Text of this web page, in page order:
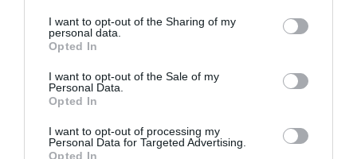
not limited to your visit or usage behaviour. You may click to
grant or deny consent to Google and its third-party tags to
use your data for below specified purposes in below Google
consent section.
I want to opt-out of the Sharing of my
personal data.
Opted In
I want to opt-out of the Sale of my
Personal Data.
Opted In
I want to opt-out of processing my
Personal Data for Targeted Advertising.
Opted In
fürdőkúra előtt, közvetlenül a 3
hetes fürdőkúra után és 3 hónap